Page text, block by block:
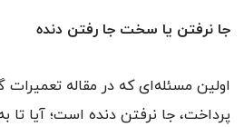
جا نرفتن یا سخت جا رفتن دنده
اولین مسئله‌ای که در مقاله
پرداخت، جا نرفتن دنده است؛ آیا تا